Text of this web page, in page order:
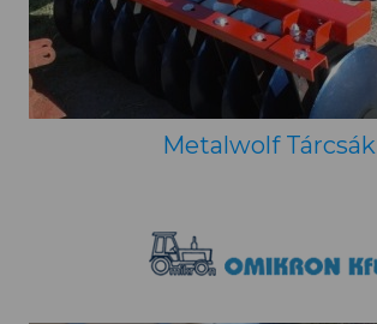
Metalwolf Tárcsák